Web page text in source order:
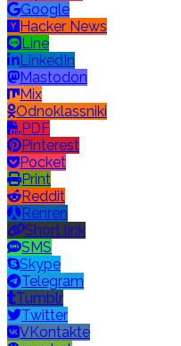
Google
Hacker News
Line
LinkedIn
Mastodon
Mix
Odnoklassniki
PDF
Pinterest
Pocket
Print
Reddit
Renren
Short link
SMS
Skype
Telegram
Tumblr
Twitter
VKontakte